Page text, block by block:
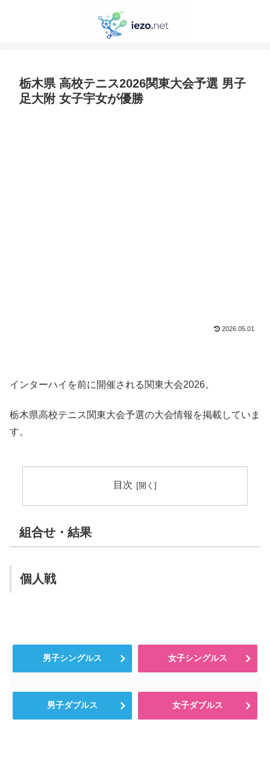
栃木県 高校テニス2026関東大会予選 男子
足大附 女子宇女が優勝
2026.05.01
インターハイを前に開催される関東大会2026。
栃木県高校テニス関東大会予選の大会情報を掲載していま
す。
目次
組合せ・結果
個人戦
男子シングルス 女子シングルス
男子ダブルス 女子ダブルス